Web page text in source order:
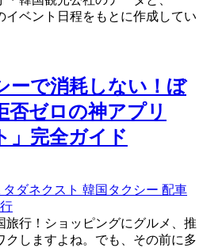
イベント日程をもとに作成してい
ーで消耗しない！ぼ
否ゼロの神アプリ
」完全ガイド
タダネクスト 韓国タクシー 配車
旅行！ショッピングにグルメ、推
しますよね。でも、その前に多